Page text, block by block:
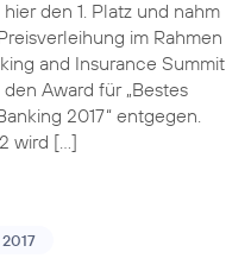
den 1. Platz und nahm
im Rahmen
and Insurance Summit
Award für „Bestes
2017“ entgegen.
wird […]